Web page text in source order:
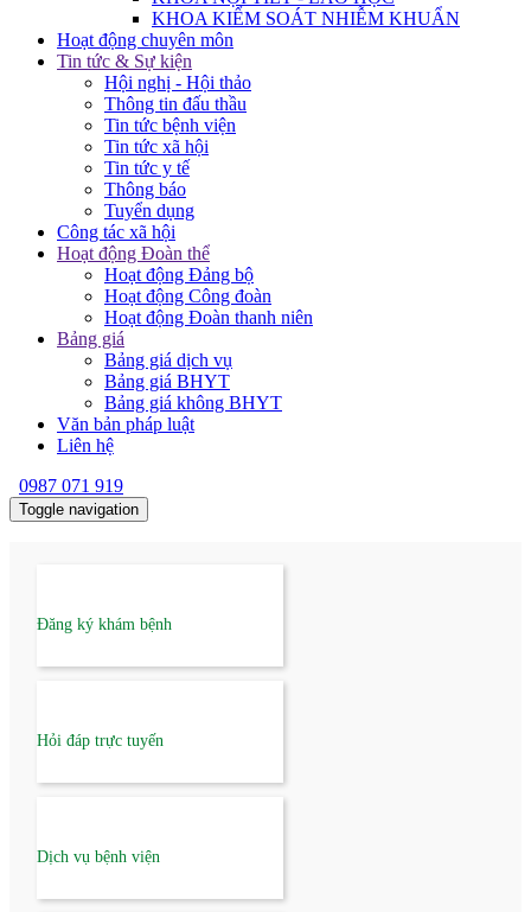
KHOA KIỂM SOÁT NHIỄM KHUẨN
Hoạt động chuyên môn
Tin tức & Sự kiện
Hội nghị - Hội thảo
Thông tin đấu thầu
Tin tức bệnh viện
Tin tức xã hội
Tin tức y tế
Thông báo
Tuyển dụng
Công tác xã hội
Hoạt động Đoàn thể
Hoạt động Đảng bộ
Hoạt động Công đoàn
Hoạt động Đoàn thanh niên
Bảng giá
Bảng giá dịch vụ
Bảng giá BHYT
Bảng giá không BHYT
Văn bản pháp luật
Liên hệ
0987 071 919
Toggle navigation
Ban Giám đốc
Ban giám đốc
PHÒNG HÀNH CHÍNH QUẢN TRỊ VÀ TỔ
PHÒNG TÀI CHÍNH – KẾ TOÁN
PHÒNG CHỈ ĐẠO TUYẾN - QUẢN LÝ
Đăng ký khám bệnh
Hỏi đáp trực tuyến
Dịch vụ bệnh viện